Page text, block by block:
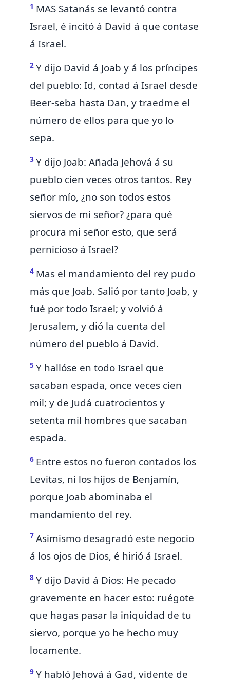
1 MAS Satanás se levantó contra
Israel, é incitó á David á que contase
á Israel.
2 Y dijo David á Joab y á los príncipes
del pueblo: Id, contad á Israel desde
Beer-seba hasta Dan, y traedme el
número de ellos para que yo lo
sepa.
3 Y dijo Joab: Añada Jehová á su
pueblo cien veces otros tantos. Rey
señor mío, ¿no son todos estos
siervos de mi señor? ¿para qué
procura mi señor esto, que será
pernicioso á Israel?
4 Mas el mandamiento del rey pudo
más que Joab. Salió por tanto Joab, y
fué por todo Israel; y volvió á
Jerusalem, y dió la cuenta del
número del pueblo á David.
5 Y hallóse en todo Israel que
sacaban espada, once veces cien
mil; y de Judá cuatrocientos y
setenta mil hombres que sacaban
espada.
6 Entre estos no fueron contados los
Levitas, ni los hijos de Benjamín,
porque Joab abominaba el
mandamiento del rey.
7 Asimismo desagradó este negocio
á los ojos de Dios, é hirió á Israel.
8 Y dijo David á Dios: He pecado
gravemente en hacer esto: ruégote
que hagas pasar la iniquidad de tu
siervo, porque yo he hecho muy
locamente.
9 Y habló Jehová á Gad, vidente de